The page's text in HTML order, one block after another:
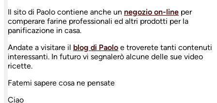
Il sito di Paolo contiene anche un negozio on-line per
comperare farine professionali ed altri prodotti per la
panificazione in casa.
Andate a visitare il blog di Paolo e troverete tanti contenuti
interessanti. In futuro vi segnalerò alcune delle sue video
ricette.
Fatemi sapere cosa ne pensate
Ciao